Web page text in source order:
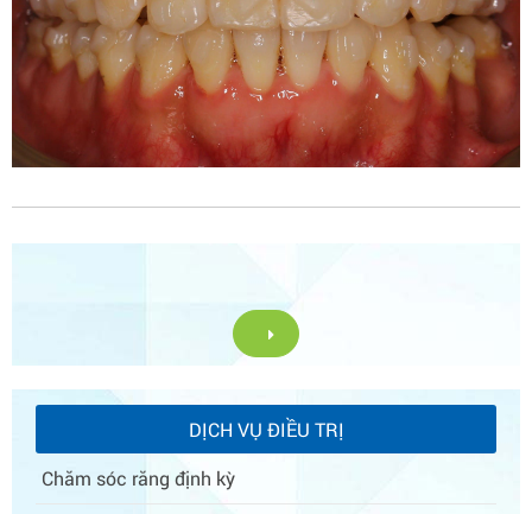
DỊCH VỤ ĐIỀU TRỊ
Chăm sóc răng định kỳ